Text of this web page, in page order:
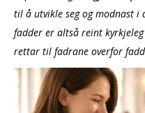
til å utvikle seg og modnast i
fadder er altså reint
rettar til fadrane overfor